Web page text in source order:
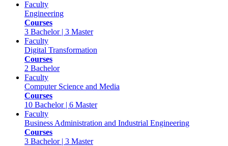
Faculty
Engineering
Courses
3 Bachelor | 3 Master
Faculty
Digital Transformation
Courses
2 Bachelor
Faculty
Computer Science and Media
Courses
10 Bachelor | 6 Master
Faculty
Business Administration and Industrial Engineering
Courses
3 Bachelor | 3 Master